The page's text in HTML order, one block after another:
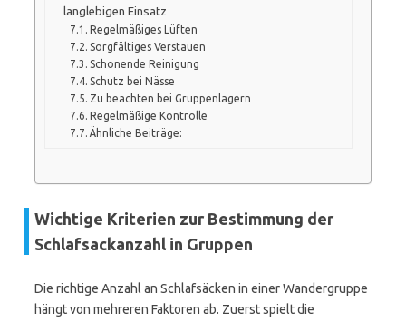
langlebigen Einsatz
Regelmäßiges Lüften
Sorgfältiges Verstauen
Schonende Reinigung
Schutz bei Nässe
Zu beachten bei Gruppenlagern
Regelmäßige Kontrolle
Ähnliche Beiträge:
Wichtige Kriterien zur Bestimmung der
Schlafsackanzahl in Gruppen
Die richtige Anzahl an Schlafsäcken in einer Wandergruppe
hängt von mehreren Faktoren ab. Zuerst spielt die